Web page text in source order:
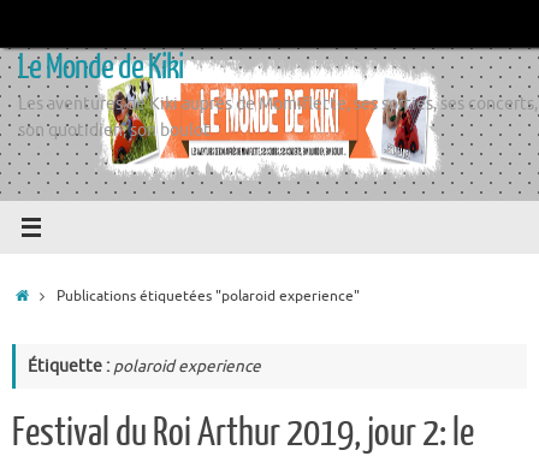
contenu
Le Monde de Kiki
Les aventures de Kiki auprès de Momiflette, ses sorties, ses concerts,
son quotidien, son boulot
AccueilPublications étiquetées "polaroid experience"
Étiquette : polaroid experience
Festival du Roi Arthur 2019, jour 2: le